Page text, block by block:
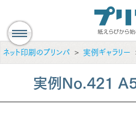
ネット印刷のプリンパ 実例ギャラリー
実例No.421